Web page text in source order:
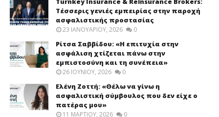
Τέσσερις γενιές εμπειρίας στην παροχή
ασφαλιστικής προστασίας
23 ΙΑΝΟΥΑΡΊΟΥ, 2026 0
Ρίτσα Σαββίδου: «Η επιτυχία στην
ασφάλιση χτίζεται πάνω στην
εμπιστοσύνη και τη συνέπεια»
26 ΙΟΥΝΊΟΥ, 2026 0
Ελένη Ζοττή: «Θέλω να γίνω η
ασφαλιστική σύμβουλος που δεν είχε ο
πατέρας μου»
11 ΜΑΡΤΊΟΥ, 2026 0